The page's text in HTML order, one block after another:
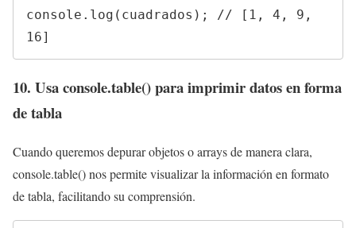
console.log(cuadrados); // [1, 4, 9,
16]
10. Usa console.table() para imprimir datos en forma
de tabla
Cuando queremos depurar objetos o arrays de manera clara,
console.table() nos permite visualizar la información en formato
de tabla, facilitando su comprensión.